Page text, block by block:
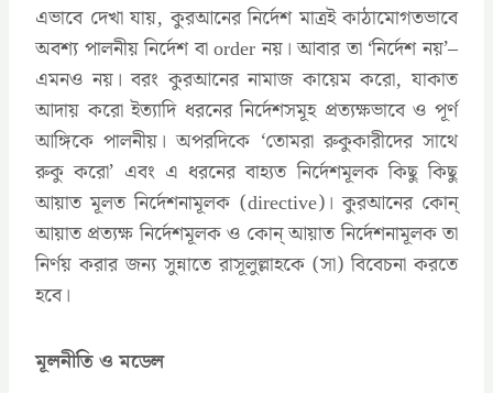
এভাবে দেখা যায়, কুরআনের নির্দেশ মাত্রই কাঠামোগতভাবে
অবশ্য পালনীয় নির্দেশ বা order নয়। আবার তা ‘নির্দেশ নয়’–
এমনও নয়। বরং কুরআনের নামাজ কায়েম করো, যাকাত
আদায় করো ইত্যাদি ধরনের নির্দেশসমূহ প্রত্যক্ষভাবে ও পূর্ণ
আঙ্গিকে পালনীয়। অপরদিকে ‘তোমরা রুকুকারীদের সাথে
রুকু করো’ এবং এ ধরনের বাহ্যত নির্দেশমূলক কিছু কিছু
আয়াত মূলত নির্দেশনামূলক (directive)। কুরআনের কোন্
আয়াত প্রত্যক্ষ নির্দেশমূলক ও কোন্ আয়াত নির্দেশনামূলক তা
নির্ণয় করার জন্য সুন্নাতে রাসূলুল্লাহকে (সা) বিবেচনা করতে
হবে।
মূলনীতি ও মডেল